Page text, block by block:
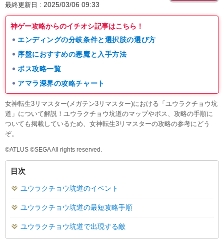
最終更新日 2025/03/06 09:33
神ゲー攻略からのイチオシ記事はこちら！
エンディングの分岐条件と選択肢の選び方
序盤におすすめの悪魔と入手方法
ボス攻略一覧
アマラ深界の攻略チャート
女神転生3リマスター(メガテン3リマスター)における「ユウラクチョウ坑
道」について解説！ユウラクチョウ坑道のマップやボス、攻略の手順に
ついても掲載しているため、女神転生3リマスターの攻略の参考にどう
ぞ。
©ATLUS ©SEGA All rights reserved.
目次
ユウラクチョウ坑道のイベント
ユウラクチョウ坑道の最短攻略手順
ユウラクチョウ坑道で出現する敵